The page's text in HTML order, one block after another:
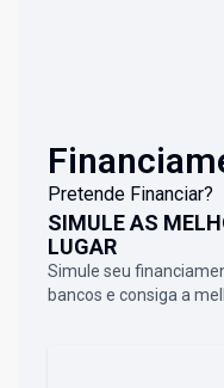
Pretende Financiar?
SIMULE AS
LUGAR
Simule seu
bancos e consiga a